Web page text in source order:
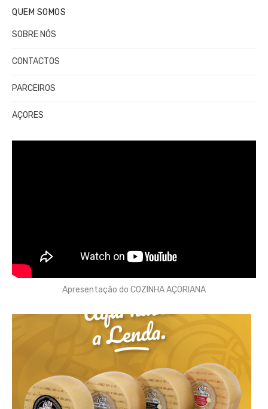
QUEM SOMOS
SOBRE NÓS
CONTACTOS
PARCEIROS
AÇORES
Apresentação do COZINHA AÇORIANA